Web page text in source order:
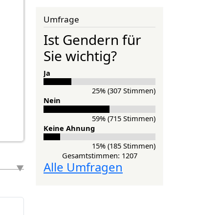
Umfrage
Ist Gendern für
Sie wichtig?
Ja
25% (307 Stimmen)
Nein
59% (715 Stimmen)
Keine Ahnung
15% (185 Stimmen)
Gesamtstimmen: 1207
Alle Umfragen